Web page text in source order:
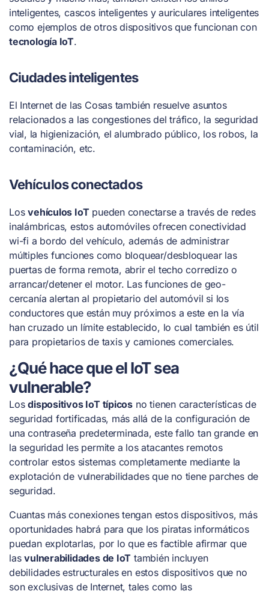
inteligentes, cascos inteligentes y auriculares inteligentes
como ejemplos de otros dispositivos que funcionan con
tecnología IoT.
Ciudades inteligentes
El Internet de las Cosas también resuelve asuntos
relacionados a las congestiones del tráfico, la seguridad
vial, la higienización, el alumbrado público, los robos, la
contaminación, etc.
Vehículos conectados
Losvehículos IoT pueden conectarse a través de redes
inalámbricas, estos automóviles ofrecen conectividad
wi-fi a bordo del vehículo, además de administrar
múltiples funciones como bloquear/desbloquear las
puertas de forma remota, abrir el techo corredizo o
arrancar/detener el motor. Las funciones de geo-
cercanía alertan al propietario del automóvil si los
conductores que están muy próximos a este en la vía
han cruzado un límite establecido, lo cual también es útil
para propietarios de taxis y camiones comerciales.
¿Qué hace que el IoT sea
vulnerable?
Losdispositivos IoT típicos no tienen características de
seguridad fortificadas, más allá de la configuración de
una contraseña predeterminada, este fallo tan grande en
la seguridad les permite a los atacantes remotos
controlar estos sistemas completamente mediante la
explotación de vulnerabilidades que no tiene parches de
seguridad.
Cuantas más conexiones tengan estos dispositivos, más
oportunidades habrá para que los piratas informáticos
puedan explotarlas, por lo que es factible afirmar que
lasvulnerabilidades de IoT también incluyen
debilidades estructurales en estos dispositivos que no
son exclusivas de Internet, tales como las